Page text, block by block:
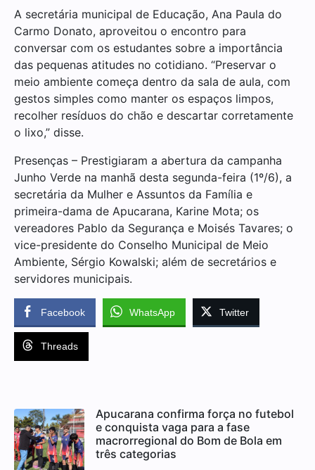
A secretária municipal de Educação, Ana Paula do
Carmo Donato, aproveitou o encontro para
conversar com os estudantes sobre a importância
das pequenas atitudes no cotidiano. “Preservar o
meio ambiente começa dentro da sala de aula, com
gestos simples como manter os espaços limpos,
recolher resíduos do chão e descartar corretamente
o lixo,” disse.
Presenças – Prestigiaram a abertura da campanha
Junho Verde na manhã desta segunda-feira (1º/6), a
secretária da Mulher e Assuntos da Família e
primeira-dama de Apucarana, Karine Mota; os
vereadores Pablo da Segurança e Moisés Tavares; o
vice-presidente do Conselho Municipal de Meio
Ambiente, Sérgio Kowalski; além de secretários e
servidores municipais.
Facebook WhatsApp Twitter
Threads
Apucarana confirma força no futebol
e conquista vaga para a fase
macrorregional do Bom de Bola em
três categorias